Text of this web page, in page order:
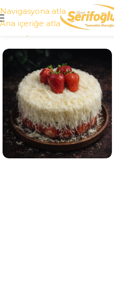
Navigasyona atla
Ana içeriğe atla
Tüm Ürünler